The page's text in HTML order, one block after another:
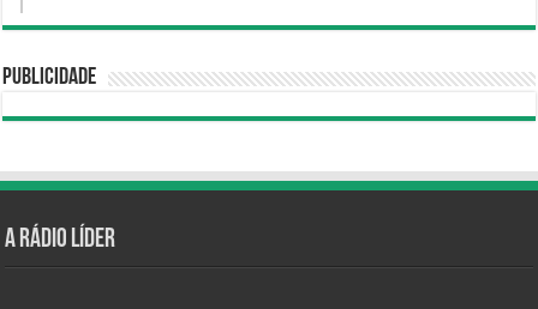
Publicidade
A Rádio Líder